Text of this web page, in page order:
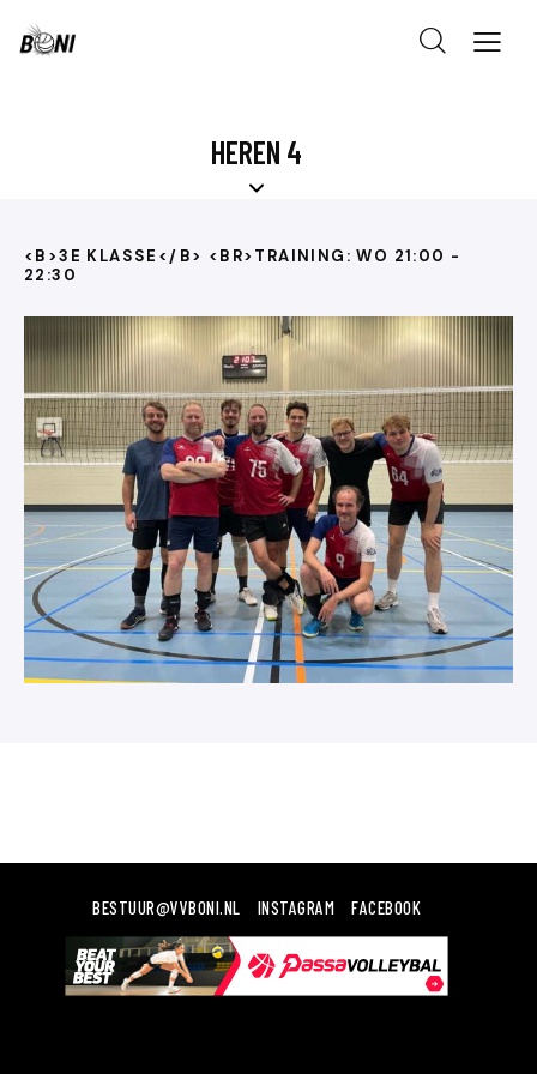
HEREN 4
<B>3E KLASSE</B> <BR>TRAINING: WO 21:00 -
22:30
BESTUUR@VVBONI.NL INSTAGRAM FACEBOOK